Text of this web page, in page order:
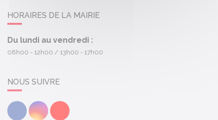
HORAIRES DE LA MAIRIE
Du lundi au vendredi :
08h00 - 12h00 13h00 - 17h00
NOUS SUIVRE
FacebookInstagramYoutube